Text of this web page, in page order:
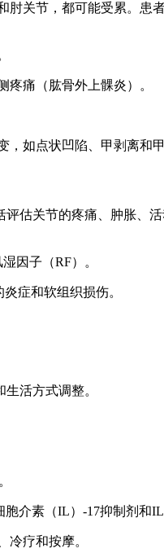
肘关节，都可能受累。患
痛（肱骨外上髁炎）。
如点状凹陷、甲剥离和
估关节的疼痛、肿胀、
因子（RF）。
症和软组织损伤。
活方式调整。
介素（IL）-17抑制剂和IL-
疗和按摩。